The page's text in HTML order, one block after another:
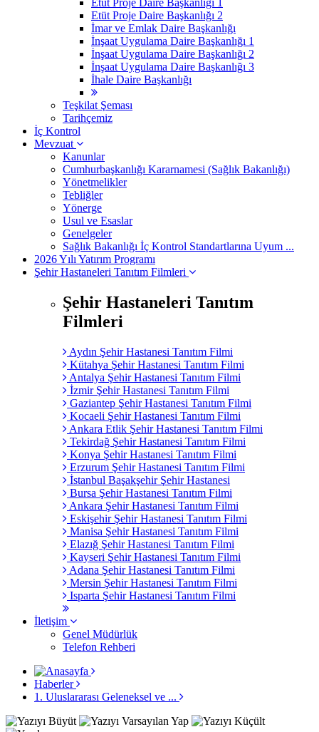
Etüt Proje Daire Başkanlığı 2
İmar ve Emlak Daire Başkanlığı
İnşaat Uygulama Daire Başkanlığı 1
İnşaat Uygulama Daire Başkanlığı 2
İnşaat Uygulama Daire Başkanlığı 3
İhale Daire Başkanlığı
Teşkilat Şeması
Tarihçemiz
İç Kontrol
Mevzuat
Kanunlar
Cumhurbaşkanlığı Kararnamesi (Sağlık Bakanlığı)
Yönetmelikler
Tebliğler
Yönerge
Usul ve Esaslar
Genelgeler
Sağlık Bakanlığı İç Kontrol Standartlarına Uyum ...
2026 Yılı Yatırım Programı
Şehir Hastaneleri Tanıtım Filmleri
Şehir Hastaneleri Tanıtım
Filmleri
Aydın Şehir Hastanesi Tanıtım Filmi
Kütahya Şehir Hastanesi Tanıtım Filmi
Antalya Şehir Hastanesi Tanıtım Filmi
İzmir Şehir Hastanesi Tanıtım Filmi
Gaziantep Şehir Hastanesi Tanıtım Filmi
Kocaeli Şehir Hastanesi Tanıtım Filmi
Ankara Etlik Şehir Hastanesi Tanıtım Filmi
Tekirdağ Şehir Hastanesi Tanıtım Filmi
Konya Şehir Hastanesi Tanıtım Filmi
Erzurum Şehir Hastanesi Tanıtım Filmi
İstanbul Başakşehir Şehir Hastanesi
Bursa Şehir Hastanesi Tanıtım Filmi
Ankara Şehir Hastanesi Tanıtım Filmi
Eskişehir Şehir Hastanesi Tanıtım Filmi
Manisa Şehir Hastanesi Tanıtım Filmi
Elazığ Şehir Hastanesi Tanıtım Filmi
Kayseri Şehir Hastanesi Tanıtım Filmi
Adana Şehir Hastanesi Tanıtım Filmi
Mersin Şehir Hastanesi Tanıtım Filmi
Isparta Şehir Hastanesi Tanıtım Filmi
İletişim
Genel Müdürlük
Telefon Rehberi
Haberler
1. Uluslararası Geleneksel ve ...